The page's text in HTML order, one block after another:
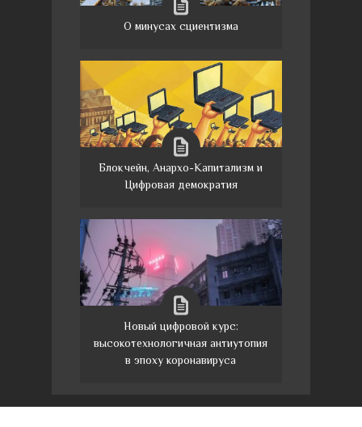
О минусах сциентизма
Блокчейн, Анархо-Капитализм и
Цифровая демократия
Новый цифровой курс:
высокотехнологичная антиутопия
в эпоху коронавируса